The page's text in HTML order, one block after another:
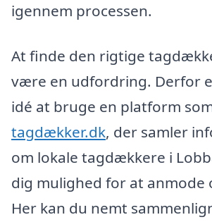
igennem processen.
At finde den rigtige
være en udfordring. Derfor
idé at bruge en platform
tagdækker.dk, der samler
om lokale tagdækkere i
dig mulighed for at anmode
Her kan du nemt